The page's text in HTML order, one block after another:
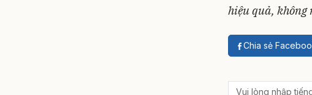
hiệu quả, không
Chia sẻ